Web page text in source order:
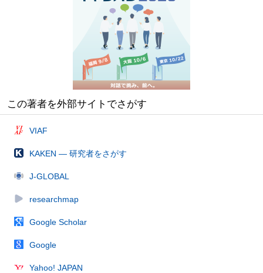
この著者を外部サイトでさがす
VIAF
KAKEN — 研究者をさがす
J-GLOBAL
researchmap
Google Scholar
Google
Yahoo! JAPAN